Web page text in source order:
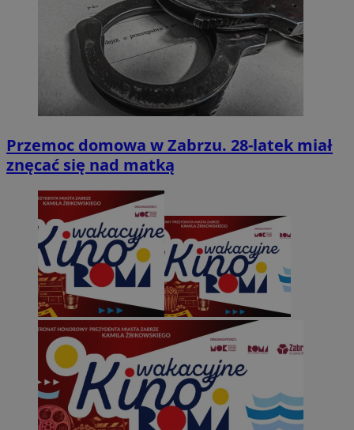
Przemoc domowa w Zabrzu. 28-latek miał
znęcać się nad matką